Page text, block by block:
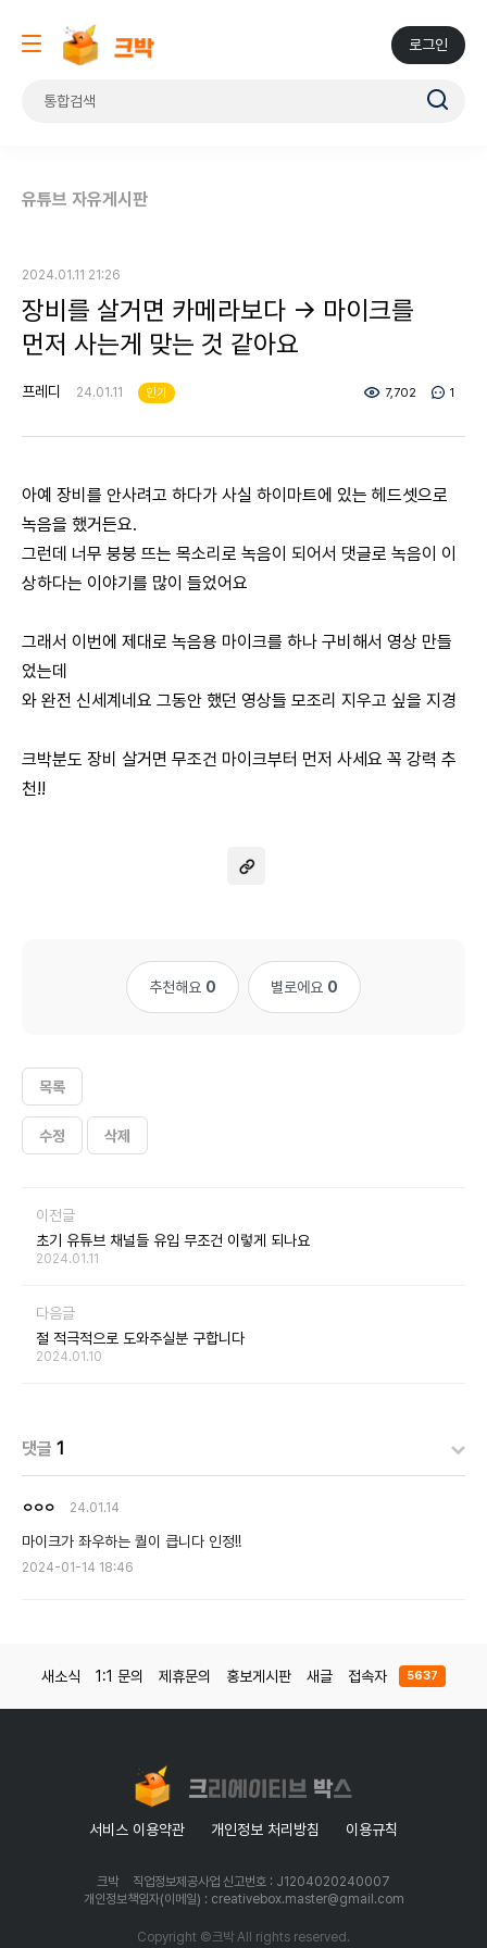
로그인
유튜브 자유게시판
2024.01.11 21:26
장비를 살거면 카메라보다 -> 마이크를
먼저 사는게 맞는 것 같아요
프레디 24.01.11 인기 7,702 1
아예 장비를 안사려고 하다가 사실 하이마트에 있는 헤드셋으로
녹음을 했거든요.
그런데 너무 붕붕 뜨는 목소리로 녹음이 되어서 댓글로 녹음이 이
상하다는 이야기를 많이 들었어요
그래서 이번에 제대로 녹음용 마이크를 하나 구비해서 영상 만들
었는데
와 완전 신세계네요 그동안 했던 영상들 모조리 지우고 싶을 지경
크박분도 장비 살거면 무조건 마이크부터 먼저 사세요 꼭 강력 추
천!!
추천해요 0 별로에요 0
목록
수정 삭제
이전글
초기 유튜브 채널들 유입 무조건 이렇게 되나요
2024.01.11
다음글
절 적극적으로 도와주실분 구합니다
2024.01.10
댓글 1
ㅇㅇㅇ 24.01.14
마이크가 좌우하는 퀄이 큽니다 인정!!
2024-01-14 18:46
새소식 1:1 문의 제휴문의 홍보게시판 새글 접속자 5637
서비스 이용약관 개인정보 처리방침 이용규칙
크박
직업정보제공사업 신고번호 : J1204020240007
개인정보책임자(이메일) : creativebox.master@gmail.com
Copyright ©크박 All rights reserved.